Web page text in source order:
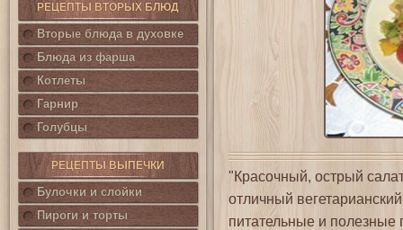
РЕЦЕПТЫ ВТОРЫХ БЛЮД
Вторые блюда в духовке
Блюда из фарша
Котлеты
Гарнир
Голубцы
РЕЦЕПТЫ ВЫПЕЧКИ
Булочки и слойки
Пироги и торты
"Красочный, острый
отличный
питательные и полезные